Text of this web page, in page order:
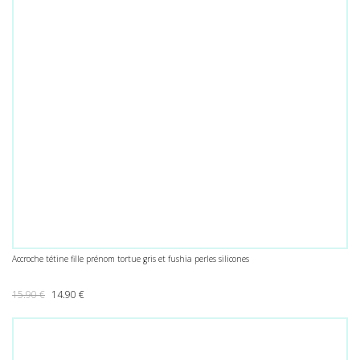
Accroche tétine fille prénom tortue gris et fushia perles silicones
15.90€ Le prix initial était : 15.90 €.
14.90 €Le prix actuel est : 14.90 €.